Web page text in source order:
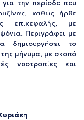
την περίοδο που
καθώς ήρθε
επικεφαλής, με
Περιγράφει με
δημιουργήσει το
της μήνυμα, με σκοπό
νοοτροπίες και